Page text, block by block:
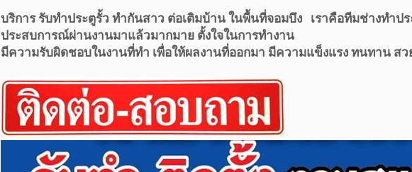
บริการ รับทำประตูรั้ว ทำกันสาว ต่อเติมบ้าน ในพื้นที่จอมบึง เราคือทีมช่างทำ
ประสบการณ์ผ่านงานมาแล้วมากมาย ตั้งใจในการทำงาน
มีความรับผิดชอบในงานที่ทำ เพื่อให้ผลงานที่ออกมา มีความแข็งแรง ทนทาน ส